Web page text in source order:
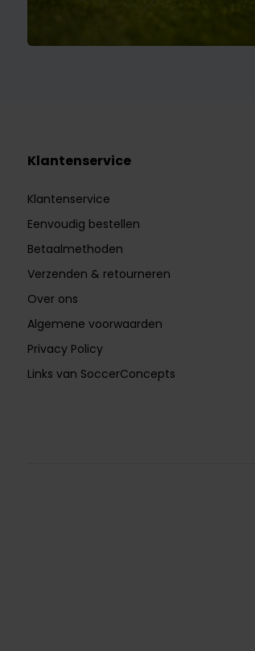
Klantenservice
Klantenservice
Eenvoudig bestellen
Betaalmethoden
Verzenden & retourneren
Over ons
Algemene voorwaarden
Privacy Policy
Links van SoccerConcepts